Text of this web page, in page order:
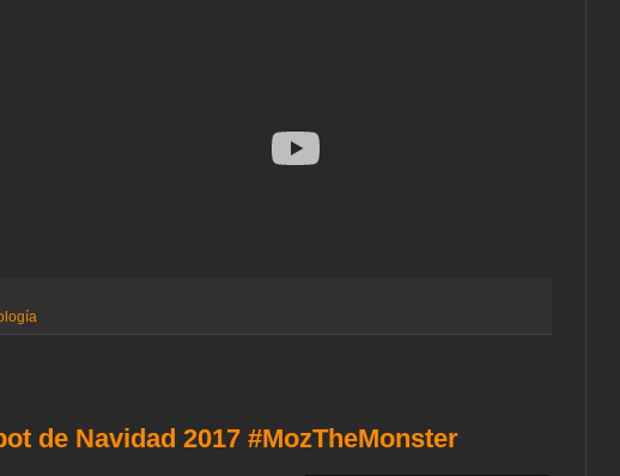
de Navidad 2017 #MozTheMonster